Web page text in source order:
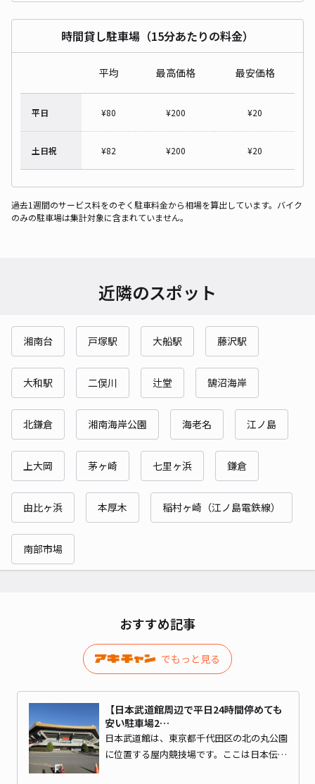
時間貸し駐車場（15分あたりの料金）
平均 最高価格 最安価格
平日 ¥80 ¥200 ¥20
土日祝 ¥82 ¥200 ¥20
過去1週間のサービス料をのぞく駐車料金から相場を算出しています。バイク
のみの駐車場は集計対象に含まれていません。
近隣のスポット
湘南台 戸塚駅 大船駅 藤沢駅
大和駅 二俣川 辻堂 鵠沼海岸
北鎌倉 湘南海岸公園 海老名 江ノ島
上大岡 茅ヶ崎 七里ヶ浜 鎌倉
由比ヶ浜 本厚木 稲村ヶ崎（江ノ島電鉄線）
南部市場
おすすめ記事
でもっと見る
【日本武道館周辺で平日24時間停めても
安い駐車場2…
日本武道館は、東京都千代田区の北の丸公園
に位置する屋内競技場です。ここは日本伝…